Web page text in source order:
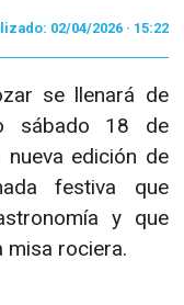
02/04/2026 · 15:22
se llenará de
sábado 18 de
edición de
festiva que
y que
misa rociera.